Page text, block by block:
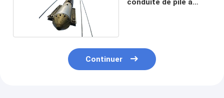
Continuer